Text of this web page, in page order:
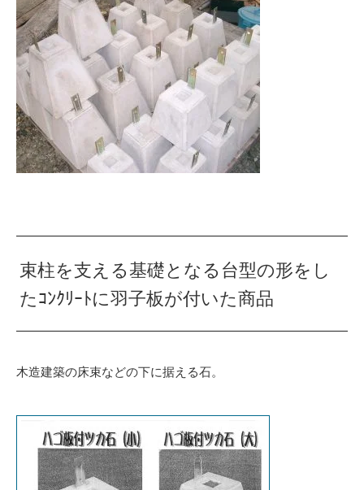
束柱を支える基礎となる台型の形をし
たｺﾝｸﾘｰﾄに羽子板が付いた商品
木造建築の床束などの下に据える石。